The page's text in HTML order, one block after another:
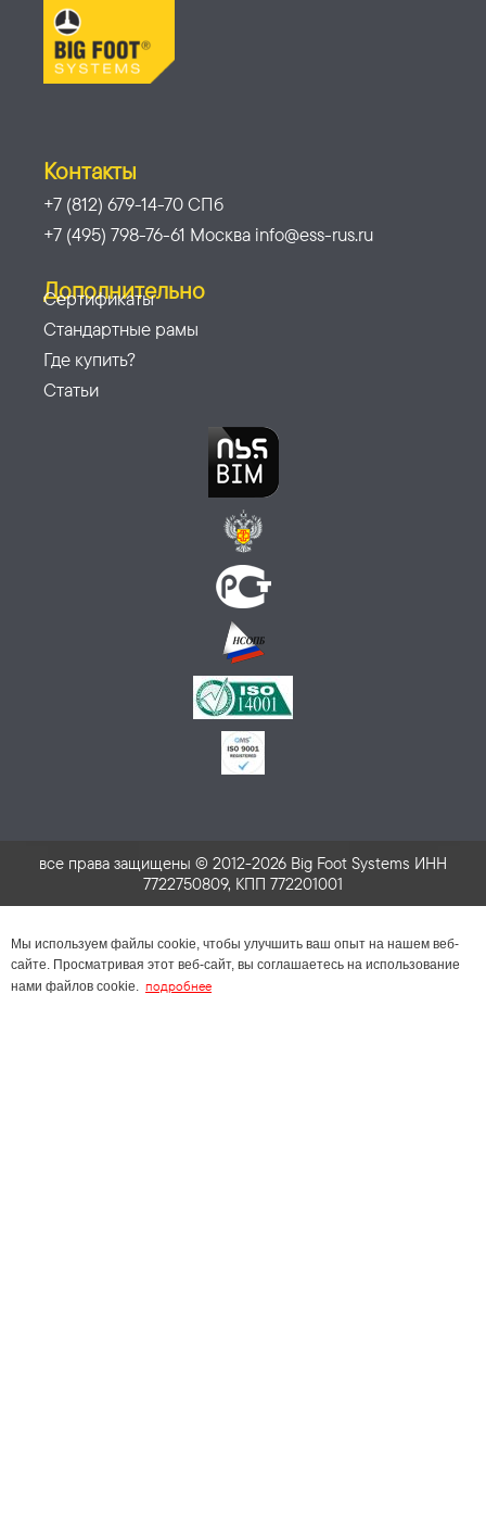
Контакты
+7 (812) 679-14-70 СПб
+7 (495) 798-76-61 Москва info@ess-rus.ru
Дополнительно
Сертификаты
Стандартные рамы
Где купить?
Статьи
все права защищены © 2012-2026 Big Foot Systems ИНН
7722750809, КПП 772201001
Мы используем файлы cookie, чтобы улучшить ваш опыт на нашем веб-
сайте. Просматривая этот веб-сайт, вы соглашаетесь на использование
нами файлов cookie. подробнее